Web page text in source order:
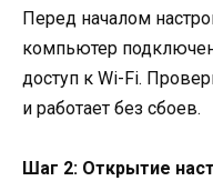
Перед началом
компьютер
доступ к Wi-Fi.
и работает без сбоев.
Шаг 2: Открытие